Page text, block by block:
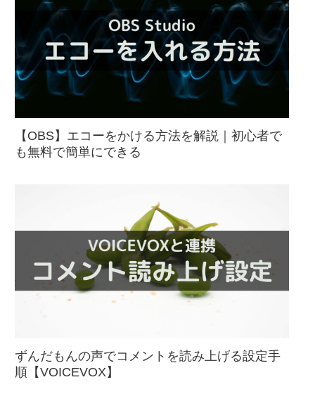
【OBS】エコーをかける方法を解説｜初心者で
も無料で簡単にできる
ずんだもんの声でコメントを読み上げる設定手
順【VOICEVOX】